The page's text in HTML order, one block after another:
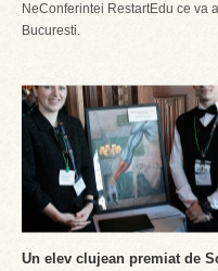
NeConferintei RestartEdu ce va
Bucuresti.
Un elev clujean premiat de